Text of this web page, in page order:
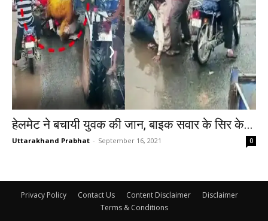
हेलमेट ने बचायी युवक की जान, बाइक सवार के सिर के...
Uttarakhand Prabhat - September 16, 2021 0
Privacy Policy Contact Us Content Disclaimer
Disclaimer
Terms & Conditions